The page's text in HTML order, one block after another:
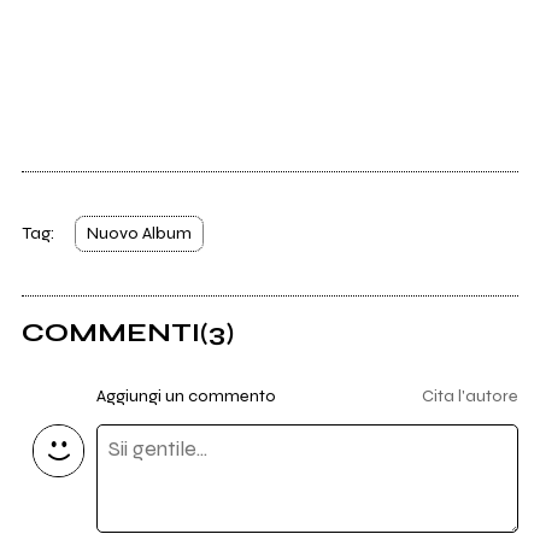
Tag: Nuovo Album
COMMENTI(3)
Aggiungi un commento Cita l'autore